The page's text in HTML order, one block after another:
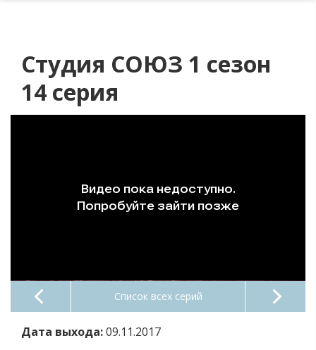
Студия СОЮЗ 1 сезон
14 серия
Список всех серий
Дата выхода:09.11.2017